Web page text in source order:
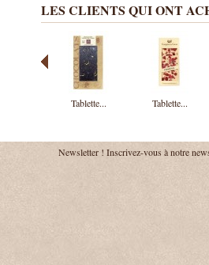
LES CLIENTS QUI ONT
Tablette... Tablette...
Newsletter ! Inscrivez-vous à notre